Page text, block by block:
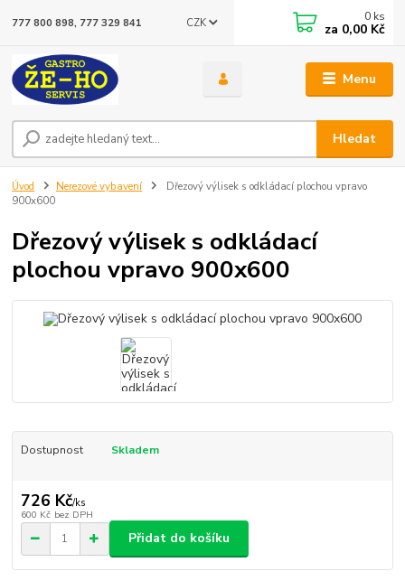
Menu
CZK
Hledat
777 800 898, 777 329 841 0 ks
za 0,00 Kč
Úvod Nerezové vybavení
Dřezový výlisek s odkládací plochou vpravo
900x600
Dřezový výlisek s odkládací
plochou vpravo 900x600
Dostupnost Skladem
726 Kč/ks
600 Kč bez DPH
Přidat do košíku